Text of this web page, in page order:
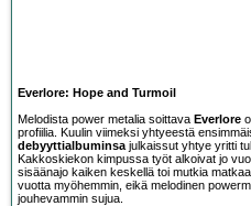
Everlore: Hope and Turmoil
Melodista power metalia soittava Everlore
profiilia. Kuulin viimeksi yhtyeestä
debyyttialbuminsa julkaissut yhtye yritti
Kakkoskiekon kimpussa työt alkoivat jo
sisäänajo kaiken keskellä toi mutkia
vuotta myöhemmin, eikä melodinen
jouhevammin sujua.